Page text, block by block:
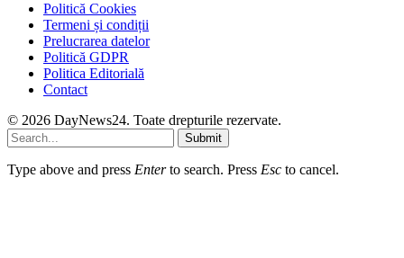
Politică Cookies
Termeni și condiții
Prelucrarea datelor
Politică GDPR
Politica Editorială
Contact
© 2026 DayNews24. Toate drepturile rezervate.
Submit
Type above and press Enterto search. Press Esc to cancel.